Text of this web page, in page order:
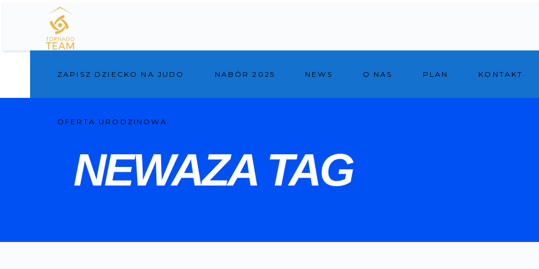
ZAPISZ DZIECKO NA JUDO NABÓR 2025 NEWS O NAS PLAN KONTAKT
OFERTA URODZINOWA
NEWAZA TAG